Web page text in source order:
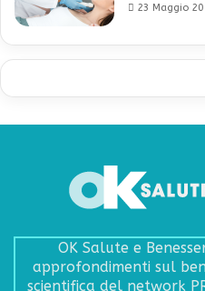
23 Maggio
OK Salute e
approfondimenti sul
scientifica del network